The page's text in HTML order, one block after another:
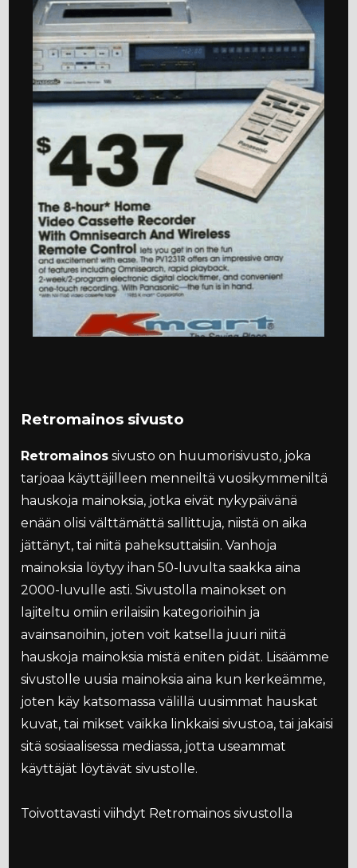
Retromainos sivusto
Retromainos sivusto on huumorisivusto, joka
tarjoaa käyttäjilleen menneiltä vuosikymmeniltä
hauskoja mainoksia, jotka eivät nykypäivänä
enään olisi välttämättä sallittuja, niistä on aika
jättänyt, tai niitä paheksuttaisiin. Vanhoja
mainoksia löytyy ihan 50-luvulta saakka aina
2000-luvulle asti. Sivustolla mainokset on
lajiteltu omiin erilaisiin kategorioihin ja
avainsanoihin, joten voit katsella juuri niitä
hauskoja mainoksia mistä eniten pidät. Lisäämme
sivustolle uusia mainoksia aina kun kerkeämme,
joten käy katsomassa välillä uusimmat hauskat
kuvat, tai mikset vaikka linkkaisi sivustoa, tai jakaisi
sitä sosiaalisessa mediassa, jotta useammat
käyttäjät löytävät sivustolle.
Toivottavasti viihdyt Retromainos sivustolla